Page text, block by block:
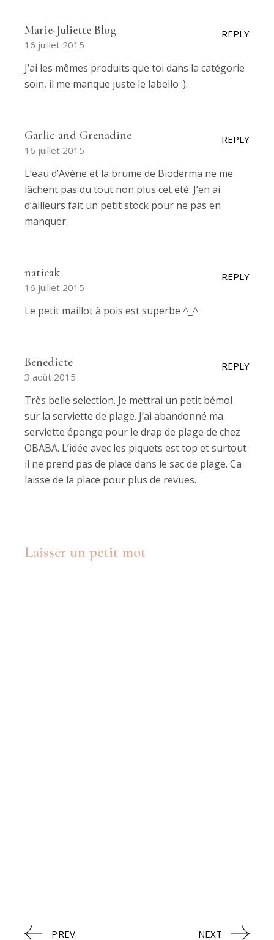
Marie-Juliette Blog
16 juillet 2015
REPLY
J’ai les mêmes produits que toi dans la catégorie
soin, il me manque juste le labello :).
Garlic and Grenadine
16 juillet 2015
REPLY
L’eau d’Avène et la brume de Bioderma ne me
lâchent pas du tout non plus cet été. J’en ai
d’ailleurs fait un petit stock pour ne pas en
manquer.
natieak
16 juillet 2015
REPLY
Le petit maillot à pois est superbe ^_^
Benedicte
3 août 2015
REPLY
Très belle selection. Je mettrai un petit bémol
sur la serviette de plage. J’ai abandonné ma
serviette éponge pour le drap de plage de chez
OBABA. L’idée avec les piquets est top et surtout
il ne prend pas de place dans le sac de plage. Ca
laisse de la place pour plus de revues.
Laisser un petit mot
PREV. NEXT